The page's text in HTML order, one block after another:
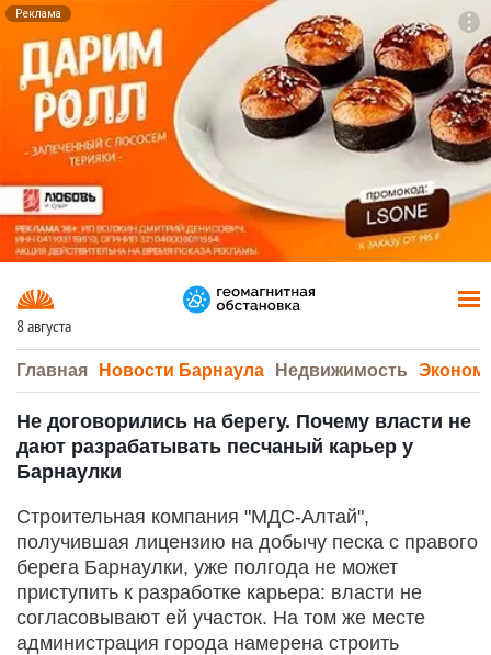
Реклама
8 августа
Главная Новости Барнаула Недвижимость
Не договорились на берегу. Почему власти не
дают разрабатывать песчаный карьер у
Барнаулки
Строительная компания "МДС-Алтай",
получившая лицензию на добычу песка с правого
берега Барнаулки, уже полгода не может
приступить к разработке карьера: власти не
согласовывают ей участок. На том же месте
администрация города намерена строить